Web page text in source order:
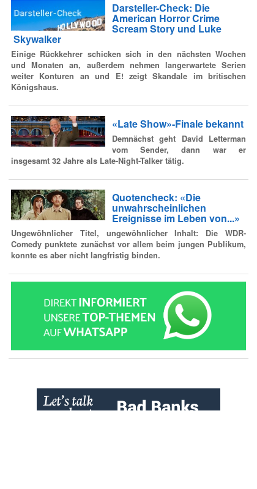
Darsteller-Check: Die
American Horror Crime
Scream Story und Luke
Skywalker
Einige Rückkehrer schicken sich in den nächsten Wochen
und Monaten an, außerdem nehmen langerwartete Serien
weiter Konturen an und E! zeigt Skandale im britischen
Königshaus.
«Late Show»-Finale bekannt
Demnächst geht David Letterman
vom Sender, dann war er
insgesamt 32 Jahre als Late-Night-Talker tätig.
Quotencheck: «Die
unwahrscheinlichen
Ereignisse im Leben von...»
Ungewöhnlicher Titel, ungewöhnlicher Inhalt: Die WDR-
Comedy punktete zunächst vor allem beim jungen Publikum,
konnte es aber nicht langfristig binden.